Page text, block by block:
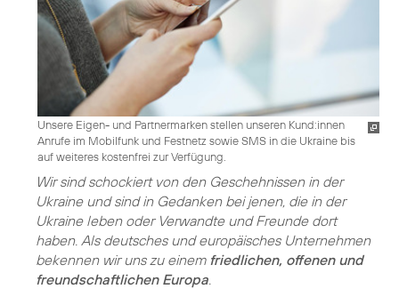
Unsere Eigen- und Partnermarken stellen unseren Kund:innen
Anrufe im Mobilfunk und Festnetz sowie SMS in die Ukraine bis
auf weiteres kostenfrei zur Verfügung.
Wir sind schockiert von den Geschehnissen in der
Ukraine und sind in Gedanken bei jenen, die in der
Ukraine leben oder Verwandte und Freunde dort
haben. Als deutsches und europäisches Unternehmen
bekennen wir uns zu einem friedlichen, offenen und
freundschaftlichen Europa